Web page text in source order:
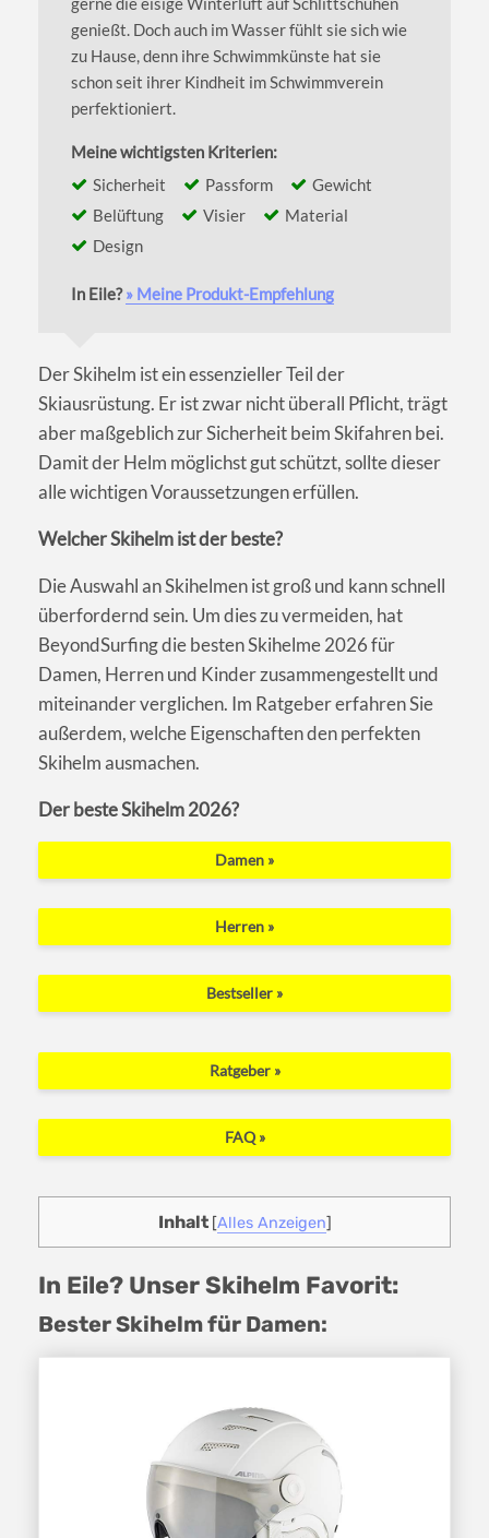
genießt. Doch auch im Wasser fühlt sie sich wie
zu Hause, denn ihre Schwimmkünste hat sie
schon seit ihrer Kindheit im Schwimmverein
perfektioniert.
Meine wichtigsten Kriterien:
Sicherheit
Passform
Gewicht
Belüftung
Visier
Material
Design
In Eile?» Meine Produkt-Empfehlung
Der Skihelm ist ein essenzieller Teil der
Skiausrüstung. Er ist zwar nicht überall Pflicht, trägt
aber maßgeblich zur Sicherheit beim Skifahren bei.
Damit der Helm möglichst gut schützt, sollte dieser
alle wichtigen Voraussetzungen erfüllen.
Welcher Skihelm ist der beste?
Die Auswahl an Skihelmen ist groß und kann schnell
überfordernd sein. Um dies zu vermeiden, hat
BeyondSurfing die besten Skihelme 2026 für
Damen, Herren und Kinder zusammengestellt und
miteinander verglichen. Im Ratgeber erfahren Sie
außerdem, welche Eigenschaften den perfekten
Skihelm ausmachen.
Der beste Skihelm 2026?
Damen »
Herren »
Bestseller »
Ratgeber »
FAQ »
Inhalt [Alles Anzeigen]
In Eile? Unser Skihelm Favorit:
Bester Skihelm für Damen: